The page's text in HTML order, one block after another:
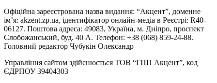
Офіційна зареєстрована назва видання: “Акцент”, доменне
ім’я: akzent.zp.ua, ідентифікатор онлайн-медіа в Реєстрі: R40-
06127. Поштова адреса: 49083, Україна, м. Дніпро, проспект
Слобожанський, буд. 40 А. Телефон: +38 (068) 859-24-88.
Головний редактор Чубукін Олександр
Управління сайтом здійснюється ТОВ “ГПП Акцент”, код
ЄДРПОУ 39404303